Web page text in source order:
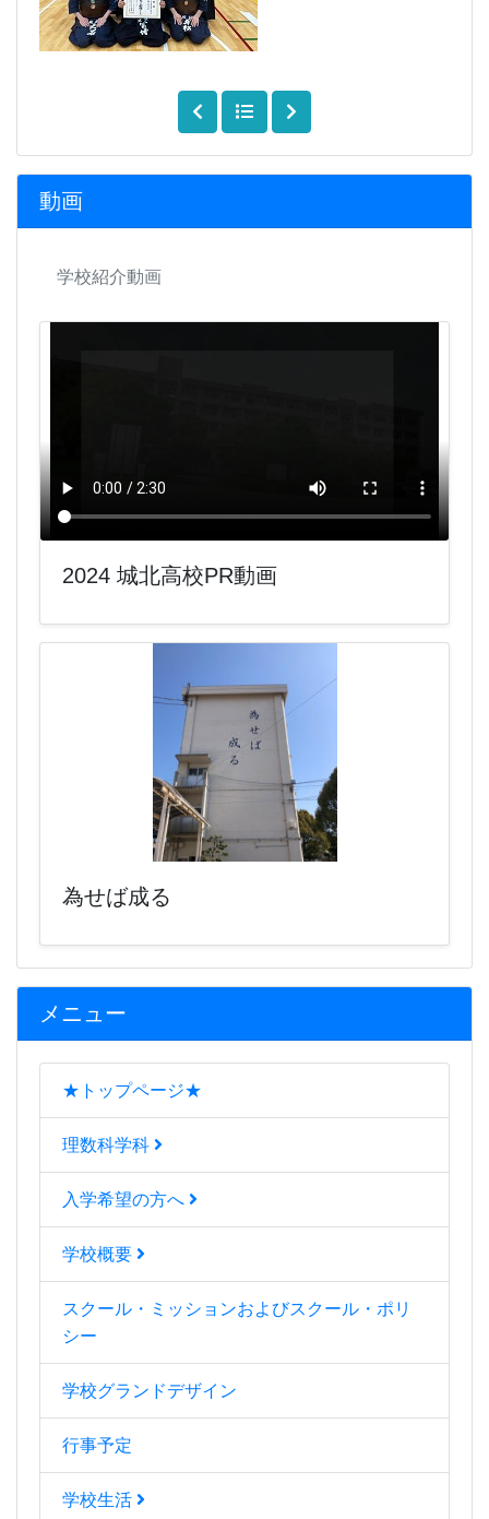
動画
学校紹介動画
2024 城北高校PR動画
為せば成る
メニュー
★トップページ★
理数科学科
入学希望の方へ
学校概要
スクール・ミッションおよびスクール・ポリ
シー
学校グランドデザイン
行事予定
学校生活